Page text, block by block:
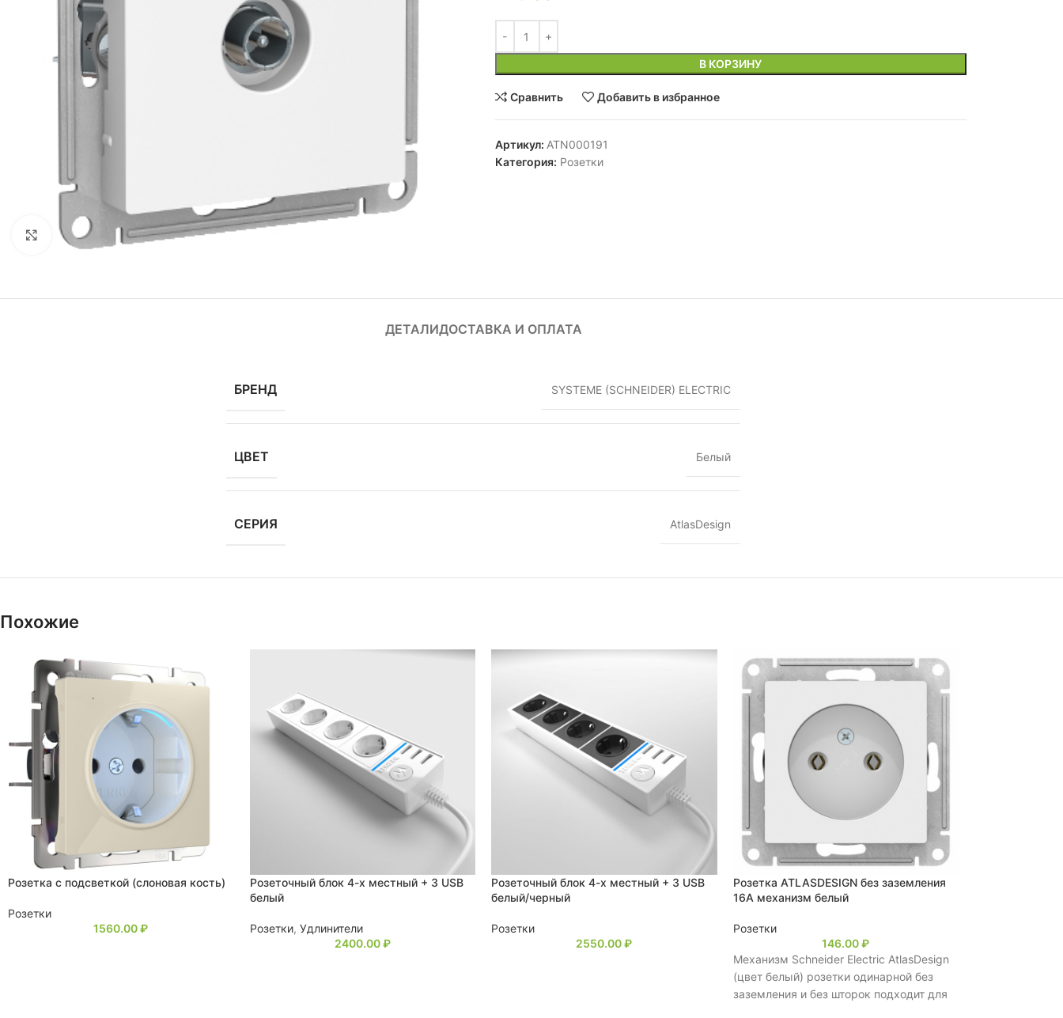
Нажмите, чтобы увеличить
В КОРЗИНУ
Сравнить Добавить в избранное
Артикул: ATN000191
Категория: Розетки
ДЕТАЛИДОСТАВКА И ОПЛАТА
БРЕНД SYSTEME (SCHNEIDER) ELECTRIC
ЦВЕТ Белый
СЕРИЯ AtlasDesign
Похожие
Розетка с подсветкой (слоновая кость)
Розетки
1560.00₽
Розеточный блок 4-х местный + 3 USB
белый
Розетки, Удлинители
2400.00₽
Розеточный блок 4-х местный + 3 USB
белый/черный
Розетки
2550.00₽
Розетка ATLASDESIGN без заземления
16А механизм белый
Розетки
146.00₽
Механизм Schneider Electric AtlasDesign
(цвет белый) розетки одинарной без
заземления и без шторок подходит для